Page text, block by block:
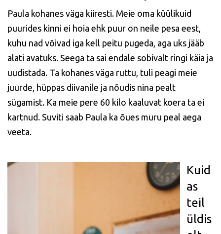
Paula kohanes väga kiiresti. Meie oma küülikuid
puurides kinni ei hoia ehk puur on neile pesa eest,
kuhu nad võivad iga kell peitu pugeda, aga uks jääb
alati avatuks. Seega ta sai endale sobivalt ringi käia ja
uudistada. Ta kohanes väga ruttu, tuli peagi meie
juurde, hüppas diivanile ja nõudis nina pealt
sügamist. Ka meie pere 60 kilo kaaluvat koera ta ei
kartnud. Suviti saab Paula ka õues muru peal aega
veeta.
Kuid
as
teil
üldis